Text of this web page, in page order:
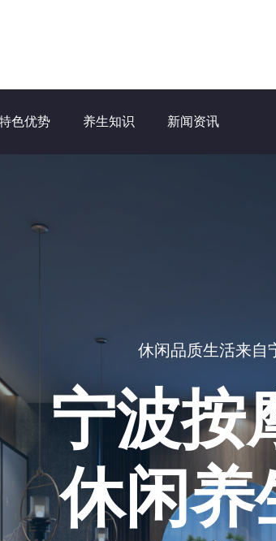
色优势 养生知识 新闻资讯
休闲品质生活来自
宁波按
休闲